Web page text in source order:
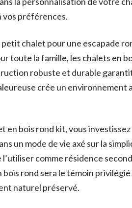
vos préférences.
chalet pour une escapade
toute la famille, les chalets en
robuste et durable
crée un environnement
en bois rond kit, vous
un mode de vie axé sur la
l’utiliser comme résidence
rond sera le témoin
naturel préservé.